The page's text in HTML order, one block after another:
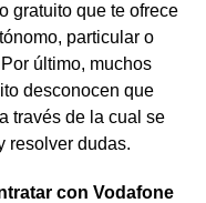
gratuito que te ofrece
particular o
último, muchos
desconocen que
través de la cual se
resolver dudas.
con Vodafone